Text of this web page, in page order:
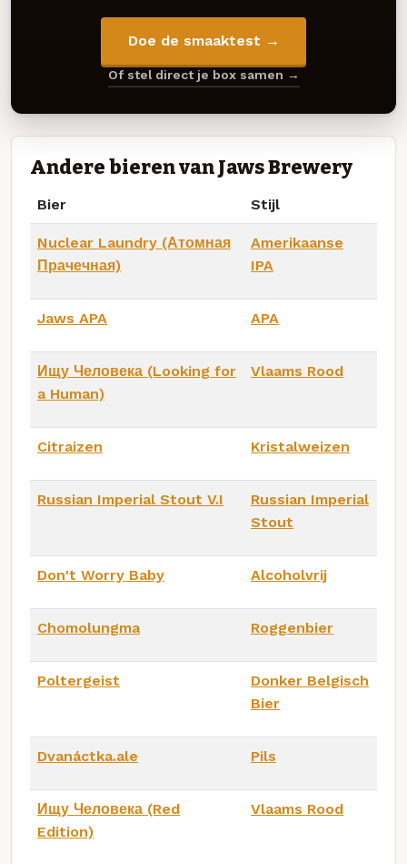
Doe de smaaktest →
Of stel direct je box samen →
Andere bieren van Jaws Brewery
Bier Stijl
Nuclear Laundry (Атомная
Прачечная)
Amerikaanse
IPA
Jaws APA APA
Ищу Человека (Looking for
a Human)
Vlaams Rood
Citraizen Kristalweizen
Russian Imperial Stout V.I
Russian Imperial
Stout
Don't Worry Baby Alcoholvrij
Chomolungma Roggenbier
Poltergeist
Donker Belgisch
Bier
Dvanáctka.ale Pils
Ищу Человека (Red
Edition)
Vlaams Rood